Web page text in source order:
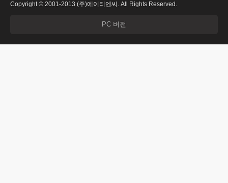
Copyright © 2001-2013 (주)에이티엔씨. All Rights Reserved.
PC 버전